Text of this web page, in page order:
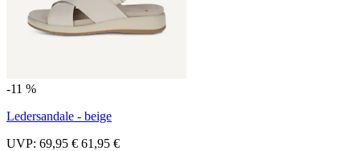
-11 %
Ledersandale - beige
UVP: 69,95 € 61,95 €